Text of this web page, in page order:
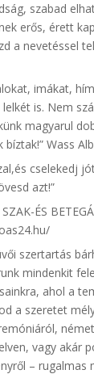
szabad
erős, érett
a nevetéssel
imákat,
is. Nem
magyarul
Wass
cselekedj
azt!”
ÉS
szertartás
mindenkit
ahol a
a szeretet
vagy akár
– rugalmas